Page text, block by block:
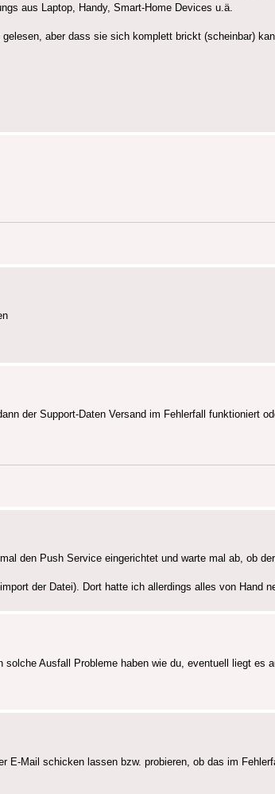
aus Laptop, Handy, Smart-Home Devices u.ä.
aber dass sie sich komplett brickt (scheinbar)
der Support-Daten Versand im Fehlerfall funktioniert
den Push Service eingerichtet und warte mal ab, ob
der Datei). Dort hatte ich allerdings alles von Hand
Ausfall Probleme haben wie du, eventuell liegt es
E-Mail schicken lassen bzw. probieren, ob das im